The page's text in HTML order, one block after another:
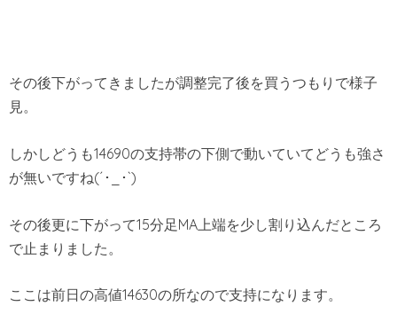
その後下がってきましたが調整完了後を買うつもりで様子
見。
しかしどうも14690の支持帯の下側で動いていてどうも強さ
が無いですね(´･_･`)
その後更に下がって15分足MA上端を少し割り込んだところ
で止まりました。
ここは前日の高値14630の所なので支持になります。